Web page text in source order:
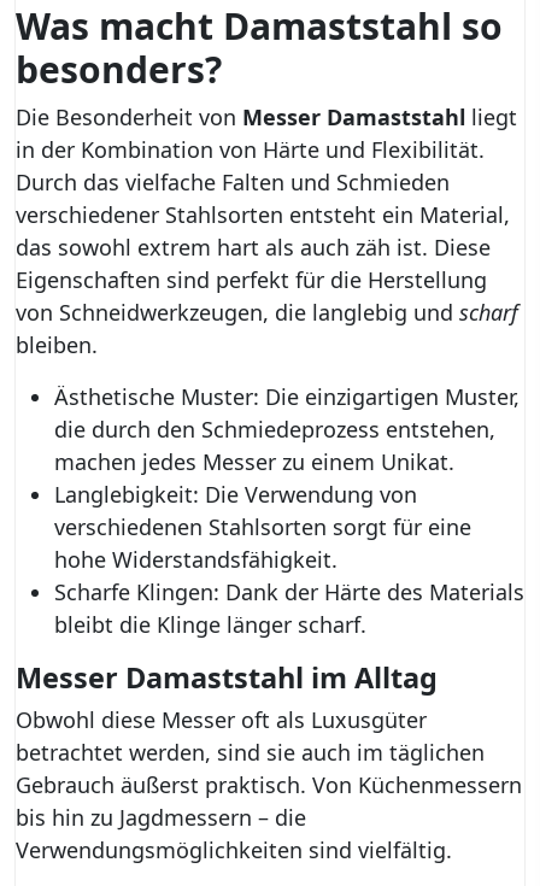
Was macht Damaststahl so
besonders?
Die Besonderheit von Messer Damaststahl liegt
in der Kombination von Härte und Flexibilität.
Durch das vielfache Falten und Schmieden
verschiedener Stahlsorten entsteht ein Material,
das sowohl extrem hart als auch zäh ist. Diese
Eigenschaften sind perfekt für die Herstellung
von Schneidwerkzeugen, die langlebig und scharf
bleiben.
Ästhetische Muster: Die einzigartigen Muster,
die durch den Schmiedeprozess entstehen,
machen jedes Messer zu einem Unikat.
Langlebigkeit: Die Verwendung von
verschiedenen Stahlsorten sorgt für eine
hohe Widerstandsfähigkeit.
Scharfe Klingen: Dank der Härte des Materials
bleibt die Klinge länger scharf.
Messer Damaststahl im Alltag
Obwohl diese Messer oft als Luxusgüter
betrachtet werden, sind sie auch im täglichen
Gebrauch äußerst praktisch. Von Küchenmessern
bis hin zu Jagdmessern – die
Verwendungsmöglichkeiten sind vielfältig.